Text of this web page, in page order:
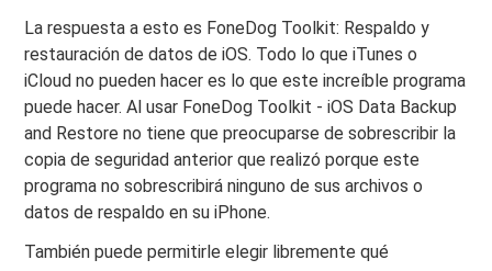
La respuesta a esto es FoneDog Toolkit: Respaldo y
restauración de datos de iOS. Todo lo que iTunes o
iCloud no pueden hacer es lo que este increíble programa
puede hacer. Al usar FoneDog Toolkit - iOS Data Backup
and Restore no tiene que preocuparse de sobrescribir la
copia de seguridad anterior que realizó porque este
programa no sobrescribirá ninguno de sus archivos o
datos de respaldo en su iPhone.
También puede permitirle elegir libremente qué